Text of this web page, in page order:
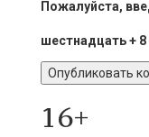
Пожалуйста,
шестнадцать + 8
16+